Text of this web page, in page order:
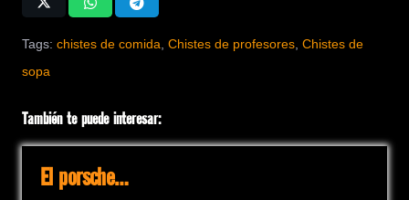
Tags: chistes de comida Chistes de profesores Chistes de
sopa
También te puede interesar:
El porsche…